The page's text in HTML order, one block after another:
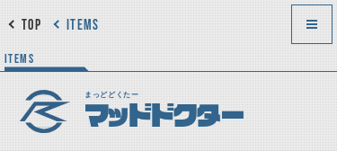
ITEMS
TOP
ITEMS
まっどどくたー
マッドドクター